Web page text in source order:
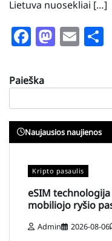
Lietuva nuosekliai […]
Facebook
Paieška
Naujausios naujienos
Kripto pasaulis
eSIM
mobiliojo ryšio
Admin 2026-08-06